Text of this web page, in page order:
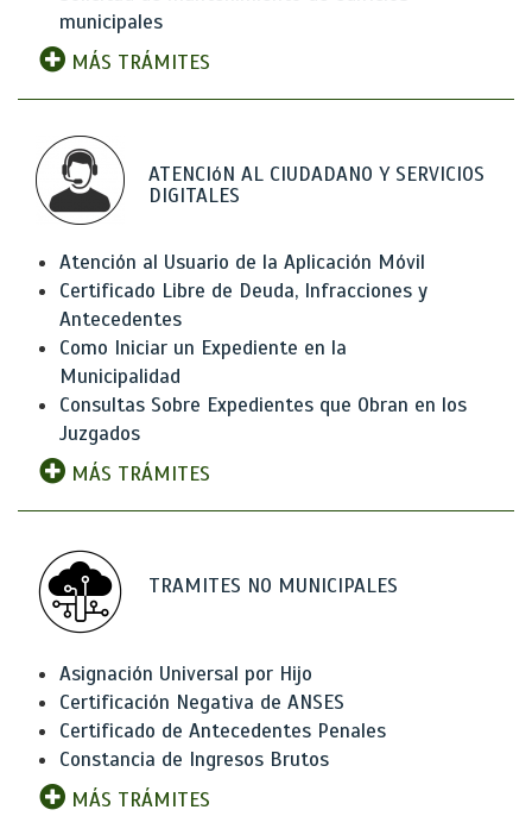
municipales
MÁS TRÁMITES
ATENCIóN AL CIUDADANO Y SERVICIOS
DIGITALES
Atención al Usuario de la Aplicación Móvil
Certificado Libre de Deuda, Infracciones y
Antecedentes
Como Iniciar un Expediente en la
Municipalidad
Consultas Sobre Expedientes que Obran en los
Juzgados
MÁS TRÁMITES
TRAMITES NO MUNICIPALES
Asignación Universal por Hijo
Certificación Negativa de ANSES
Certificado de Antecedentes Penales
Constancia de Ingresos Brutos
MÁS TRÁMITES